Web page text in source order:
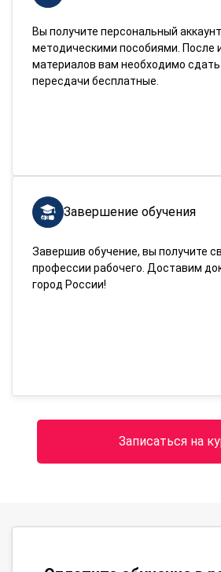
Вы получите персональный
методическими пособиями. После
материалов вам необходимо
пересдачи бесплатные.
Завершение обучения
Завершив обучение, вы получите
профессии рабочего. Доставим
город России!
Записаться на